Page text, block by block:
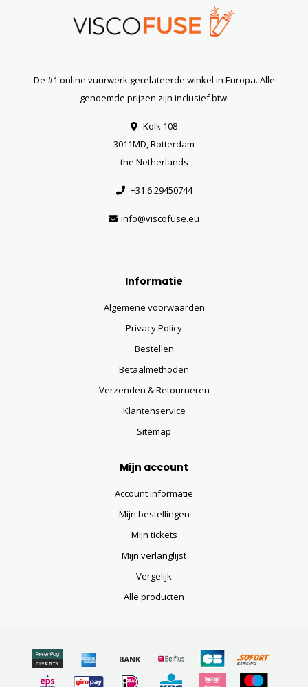
De #1 online vuurwerk gerelateerde winkel in Europa. Alle
genoemde prijzen zijn inclusief btw.
Kolk 108
3011MD, Rotterdam
the Netherlands
+31 6 29450744
info@viscofuse.eu
Informatie
Algemene voorwaarden
Privacy Policy
Bestellen
Betaalmethoden
Verzenden & Retourneren
Klantenservice
Sitemap
Mijn account
Account informatie
Mijn bestellingen
Mijn tickets
Mijn verlanglijst
Vergelijk
Alle producten